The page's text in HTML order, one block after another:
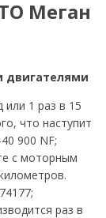
Меган
двигателями
или 1 раз в 15
что наступит
900 NF;
с моторным
раз в